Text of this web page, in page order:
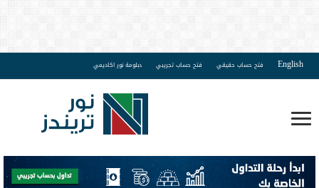
English فتح حساب حقيقي فتح حساب تجريبي دبلومة نور اكاديمي